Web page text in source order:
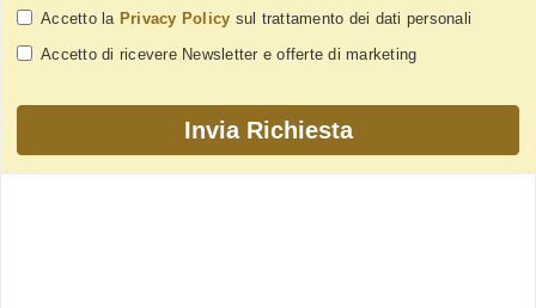
Accetto la Privacy Policy sul trattamento dei dati personali
Accetto di ricevere Newsletter e offerte di marketing